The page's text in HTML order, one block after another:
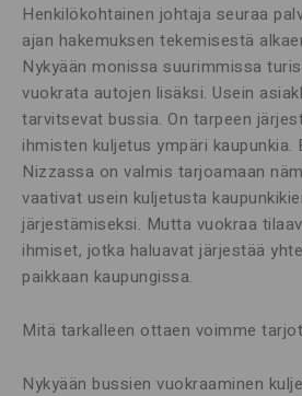
Henkilökohtainen johtaja seuraa
ajan hakemuksen tekemisestä
Nykyään monissa suurimmissa
vuokrata autojen lisäksi. Usein
tarvitsevat bussia. On tarpeen
ihmisten kuljetus ympäri kaupunkia.
Nizzassa on valmis tarjoamaan
vaativat usein kuljetusta
järjestämiseksi. Mutta vuokraa
ihmiset, jotka haluavat järjestää
paikkaan kaupungissa.
Mitä tarkalleen ottaen voimme
Nykyään bussien vuokraaminen